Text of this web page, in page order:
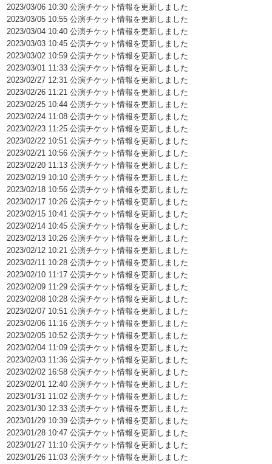
2023/03/06 10:30 公演チケット情報を更新しました
2023/03/05 10:55 公演チケット情報を更新しました
2023/03/04 10:40 公演チケット情報を更新しました
2023/03/03 10:45 公演チケット情報を更新しました
2023/03/02 10:59 公演チケット情報を更新しました
2023/03/01 11:33 公演チケット情報を更新しました
2023/02/27 12:31 公演チケット情報を更新しました
2023/02/26 11:21 公演チケット情報を更新しました
2023/02/25 10:44 公演チケット情報を更新しました
2023/02/24 11:08 公演チケット情報を更新しました
2023/02/23 11:25 公演チケット情報を更新しました
2023/02/22 10:51 公演チケット情報を更新しました
2023/02/21 10:56 公演チケット情報を更新しました
2023/02/20 11:13 公演チケット情報を更新しました
2023/02/19 10:10 公演チケット情報を更新しました
2023/02/18 10:56 公演チケット情報を更新しました
2023/02/17 10:26 公演チケット情報を更新しました
2023/02/15 10:41 公演チケット情報を更新しました
2023/02/14 10:45 公演チケット情報を更新しました
2023/02/13 10:26 公演チケット情報を更新しました
2023/02/12 10:21 公演チケット情報を更新しました
2023/02/11 10:28 公演チケット情報を更新しました
2023/02/10 11:17 公演チケット情報を更新しました
2023/02/09 11:29 公演チケット情報を更新しました
2023/02/08 10:28 公演チケット情報を更新しました
2023/02/07 10:51 公演チケット情報を更新しました
2023/02/06 11:16 公演チケット情報を更新しました
2023/02/05 10:52 公演チケット情報を更新しました
2023/02/04 11:09 公演チケット情報を更新しました
2023/02/03 11:36 公演チケット情報を更新しました
2023/02/02 16:58 公演チケット情報を更新しました
2023/02/01 12:40 公演チケット情報を更新しました
2023/01/31 11:02 公演チケット情報を更新しました
2023/01/30 12:33 公演チケット情報を更新しました
2023/01/29 10:39 公演チケット情報を更新しました
2023/01/28 10:47 公演チケット情報を更新しました
2023/01/27 11:10 公演チケット情報を更新しました
2023/01/26 11:03 公演チケット情報を更新しました